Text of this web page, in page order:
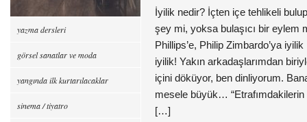
İyilik nedir? İçten içe tehlikeli
şey mi, yoksa bulaşıcı bir eylem
Phillips’e, Philip Zimbardo’ya
iyilik! Yakın arkadaşlarımdan
içini döküyor, ben dinliyorum.
mesele büyük… “Etrafımdakilerin
[…]
yazma dersleri
görsel sanatlar ve moda
yangında ilk kurtarılacaklar
sinema / tiyatro